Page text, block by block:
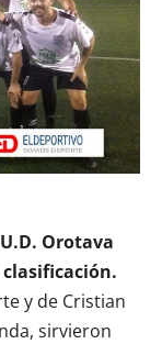
Orotava
y de Cristian
sirvieron